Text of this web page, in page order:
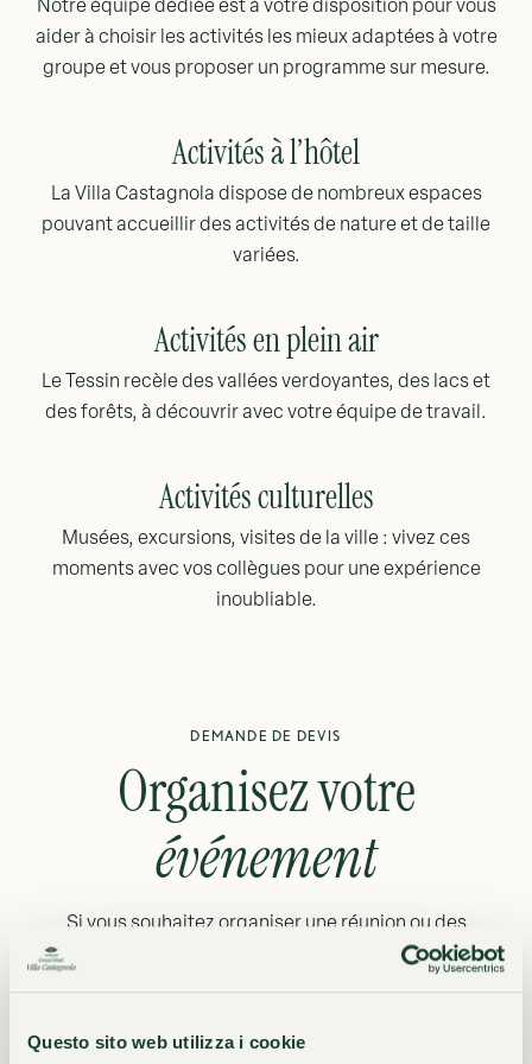
Questo sito web utilizza i cookie
aider à choisir les activités les mieux adaptées à votre
groupe et vous proposer un programme sur mesure.
Activitésà l’hôtel
La Villa Castagnola dispose de nombreux espaces
pouvant accueillir des activités de nature et de taille
variées.
Activitésen plein air
Le Tessin recèle des vallées verdoyantes, des lacs et
des forêts, à découvrir avec votre équipe de travail.
Activitésculturelles
Musées, excursions, visites de la ville : vivez ces
moments avec vos collègues pour une expérience
inoubliable.
DEMANDE DE DEVIS
Organisez votre
événement
Si vous souhaitez organiser une réunion ou des
initiatives à Lugano, choisissez notre hôtel avec vue sur
le lac pour une expérience haut de gamme. Remplissez
adapté à vos besoins.